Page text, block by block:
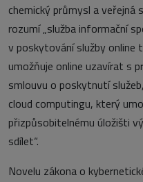
chemický průmysl a veřejná
rozumí „služba informační
v poskytování služby
umožňuje online uzavírat s
smlouvu o poskytnutí
cloud computingu, který
přizpůsobitelnému úložišti
sdílet“.
Novelu zákona o